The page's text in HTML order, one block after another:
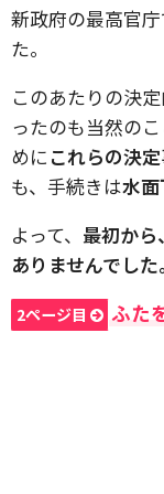
新政府の最高官
た。
このあたりの決
ったのも当然の
めに これらの決
も、手続きは水
よって、 最初か
ありませんでした。
2ページ目 ふた